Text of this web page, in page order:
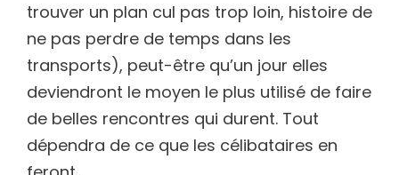
trouver un plan cul pas trop loin, histoire de
ne pas perdre de temps dans les
transports), peut-être qu’un jour elles
deviendront le moyen le plus utilisé de faire
de belles rencontres qui durent. Tout
dépendra de ce que les célibataires en